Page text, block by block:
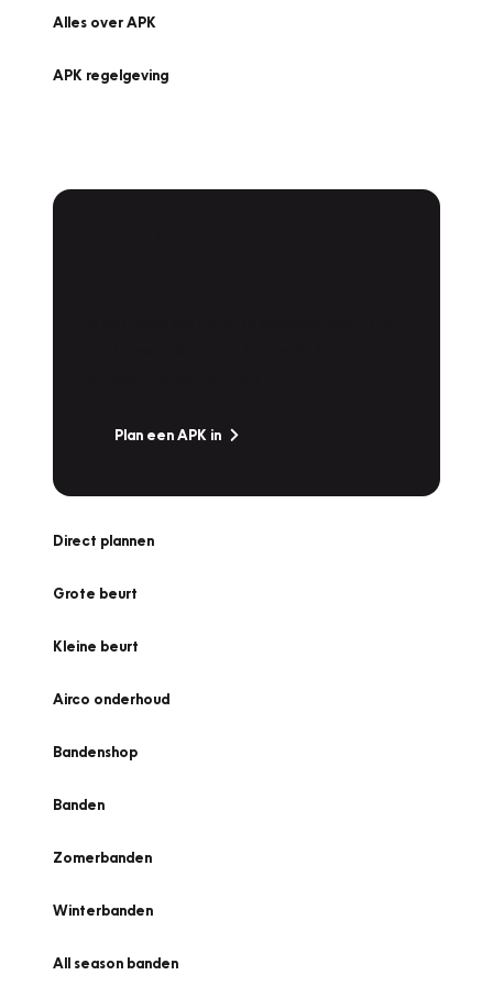
Alles over APK
APK regelgeving
Plan een APK in
Direct plannen
Grote beurt
Kleine beurt
Airco onderhoud
Bandenshop
Banden
Zomerbanden
Winterbanden
All season banden